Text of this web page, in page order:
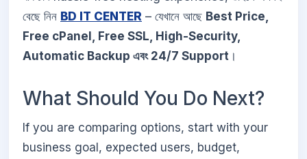
বেছে নিন BD IT CENTER – যেখানে আছে Best Price,
Free cPanel, Free SSL, High-Security,
Automatic Backup এবং 24/7 Support ।
What Should You Do Next?
If you are comparing options, start with your
business goal, expected users, budget,